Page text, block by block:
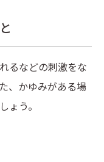
るなどの刺激をな
、かゆみがある場
ょう。